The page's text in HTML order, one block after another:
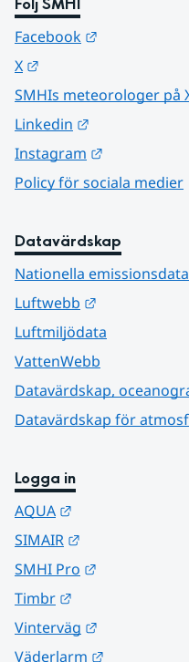
Facebook
X
SMHIs meteorologer på
Linkedin
Instagram
Policy för sociala medier
Datavärdskap
Nationella
Luftwebb
Luftmiljödata
VattenWebb
Datavärdskap,
Datavärdskap för
Logga in
AQUA
SIMAIR
SMHI Pro
Timbr
Vinterväg
Väderlarm